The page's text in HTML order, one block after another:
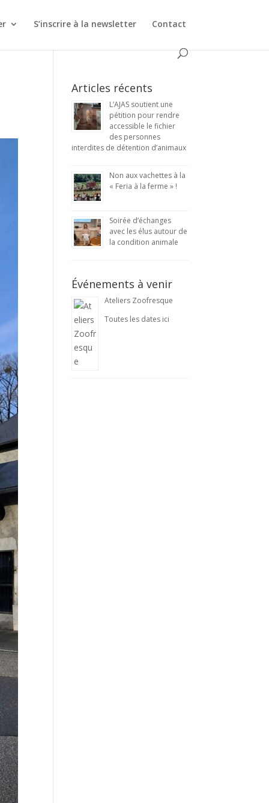
S’inscrire à la newsletter Contact
Articles récents
L’AJAS soutient une
pétition pour rendre
accessible le fichier
des personnes
interdites de détention d’animaux
Non aux vachettes à la
« Feria à la ferme » !
Soirée d’échanges
avec les élus autour de
la condition animale
Événements à venir
Ateliers Zoofresque
Toutes les dates ici